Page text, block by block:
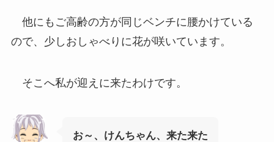
他にもご高齢の方が同じベンチに腰かけている
ので、少しおしゃべりに花が咲いています。
そこへ私が迎えに来たわけです。
お～、けんちゃん、来た来た